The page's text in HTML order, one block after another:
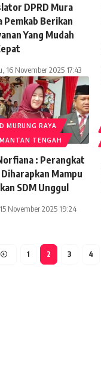
DPRD Mura
Pemkab Berikan
Yang Mudah
16 November 2025 17:43
MURUNG RAYA
TENGAH
: Perangkat
Mampu
SDM Unggul
November 2025 19:24
1 2 3 4